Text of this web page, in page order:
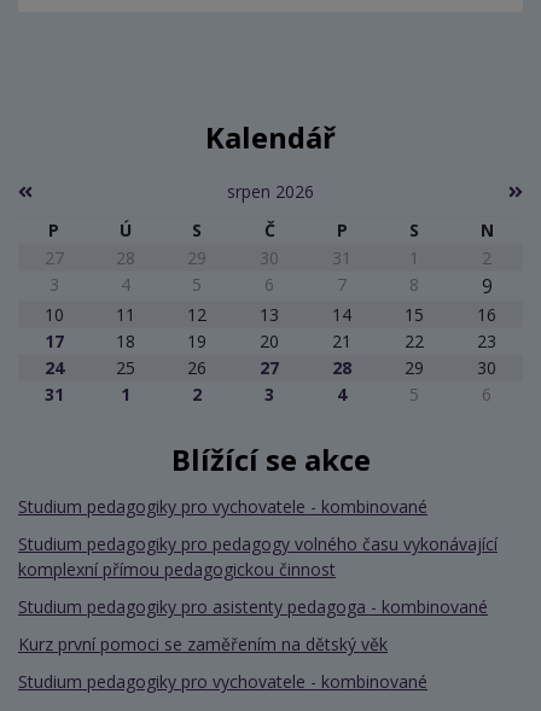
Kalendář
srpen 2026
P
Ú S Č P S
N
27
28 29 30 31 1
2
3
4 5 6 7 8 9
10 11 12 13 14 15
16
17
18 19 20 21 22
23
24
25 26 27 28 29
30
31
1 2 3 4 5 6
Blížící se akce
Studium pedagogiky pro vychovatele - kombinované
Studium pedagogiky pro pedagogy volného času vykonávající
komplexní přímou pedagogickou činnost
Studium pedagogiky pro asistenty pedagoga - kombinované
Kurz první pomoci se zaměřením na dětský věk
Studium pedagogiky pro vychovatele - kombinované